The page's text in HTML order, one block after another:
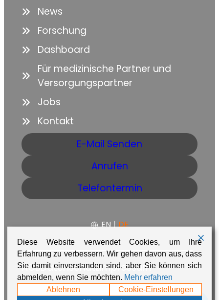
News
Forschung
Dashboard
Für medizinische Partner und
Versorgungspartner
Jobs
Kontakt
E-Mail Senden
Anrufen
Telefontermin
EN | DE
AGBDatenschutzImpressum
Made with ❤️ in Namibia byAdaire
Diese Website verwendet Cookies, um Ihre
Erfahrung zu verbessern. Wir gehen davon aus, dass
Sie damit einverstanden sind, aber Sie können sich
abmelden, wenn Sie möchten. Mehr erfahren
Ablehnen
Cookie-Einstellungen